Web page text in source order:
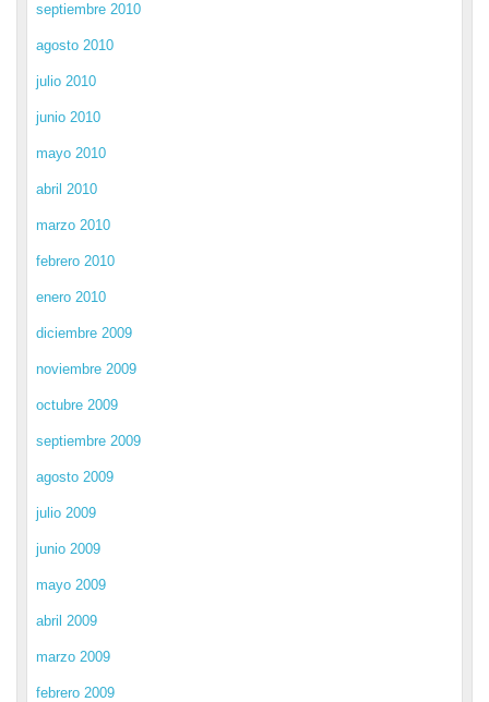
septiembre 2010
agosto 2010
julio 2010
junio 2010
mayo 2010
abril 2010
marzo 2010
febrero 2010
enero 2010
diciembre 2009
noviembre 2009
octubre 2009
septiembre 2009
agosto 2009
julio 2009
junio 2009
mayo 2009
abril 2009
marzo 2009
febrero 2009